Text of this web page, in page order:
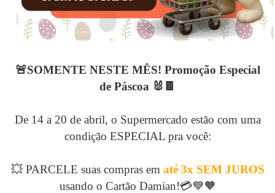
🚨SOMENTE NESTE MÊS! Promoção Especial
de Páscoa 🐰🍫
De 14 a 20 de abril, o Supermercado estão com uma
condição ESPECIAL pra você:
💥 PARCELE suas compras em até 3x SEM JUROS
usando o Cartão Damian!💳💙🧡